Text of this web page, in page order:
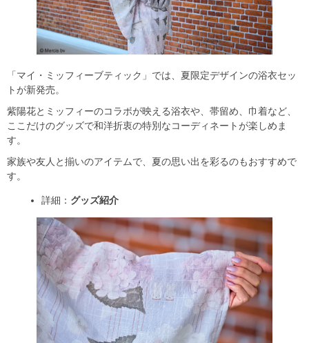
「マイ・ミッフィーブティック」では、夏限定デザインの浴衣セッ
トが新発売。
紫陽花とミッフィーのコラボが映える浴衣や、帯留め、巾着など、
ここだけのグッズで和洋折衷の特別なコーディネートが楽しめま
す。
家族や友人と揃いのアイテムで、夏の思い出を彩るのもおすすめで
す。
詳細： グッズ紹介